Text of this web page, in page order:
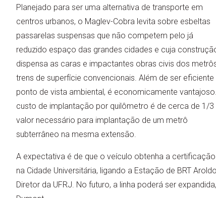
Planejado para ser uma alternativa de transporte em
centros urbanos, o Maglev-Cobra levita sobre esbeltas
passarelas suspensas que não competem pelo já
reduzido espaço das grandes cidades e cuja
dispensa as caras e impactantes obras civis dos
trens de superfície convencionais. Além de ser eficiente
ponto de vista ambiental, é economicamente
custo de implantação por quilômetro é de cerca de 1/3
valor necessário para implantação de um metrô
subterrâneo na mesma extensão.
A expectativa é de que o veículo obtenha a
na Cidade Universitária, ligando a Estação de BRT
Diretor da UFRJ. No futuro, a linha poderá ser